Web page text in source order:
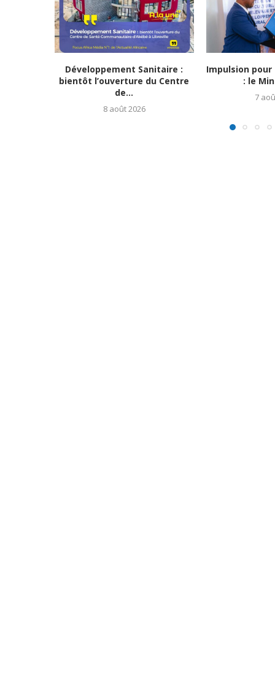
Développement Sanitaire :
bientôt l’ouverture du Centre
de...
8 août 2026
Impulsion
: le
7